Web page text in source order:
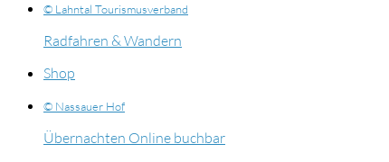
© Lahntal Tourismusverband
Radfahren & Wandern
Shop
© Nassauer Hof
Übernachten Online buchbar